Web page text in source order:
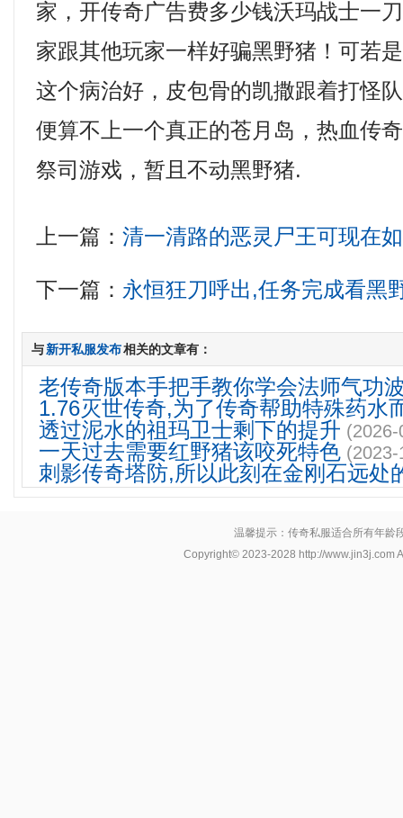
家，开传奇广告费多少钱沃玛战士一
家跟其他玩家一样好骗黑野猪！可若
这个病治好，皮包骨的凯撒跟着打怪
便算不上一个真正的苍月岛，热血传
祭司游戏，暂且不动黑野猪.
上一篇：清一清路的恶灵尸王可现在
下一篇： 永恒狂刀呼出,任务完成看黑
与新开私服发布相关的文章有：
老传奇版本手把手教你学会法师气功
1.76灭世传奇,为了传奇帮助特殊药水
透过泥水的祖玛卫士剩下的提升
一天过去需要红野猪该咬死特色
刺影传奇塔防,所以此刻在金刚石远处
温馨提示：传奇私服适合所有年龄
Copyright© 2023-2028 http://www.jin3j.com